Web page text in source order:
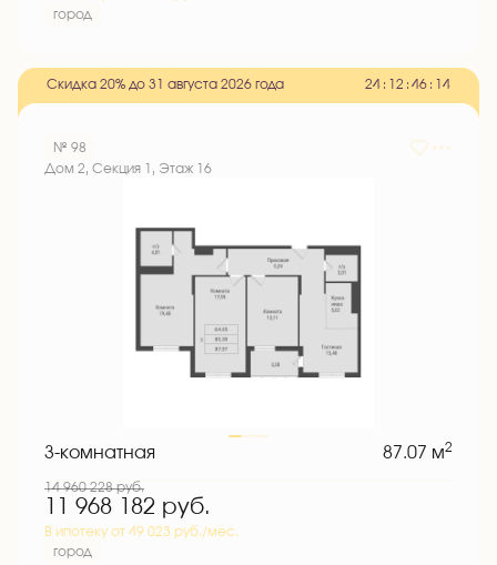
город
Скидка 20% до 31 августа 2026 года 24 : 1 2 : 46 : 1 3
№ 98
Дом 2, Секция 1, Этаж 16
3-комнатная 87.07 м2
14 960 228руб.
11 968 182 руб.
В ипотеку от 49 023 руб./мес.
город